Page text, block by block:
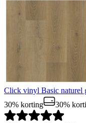
Click vinyl Basic naturel
30% korting
30%